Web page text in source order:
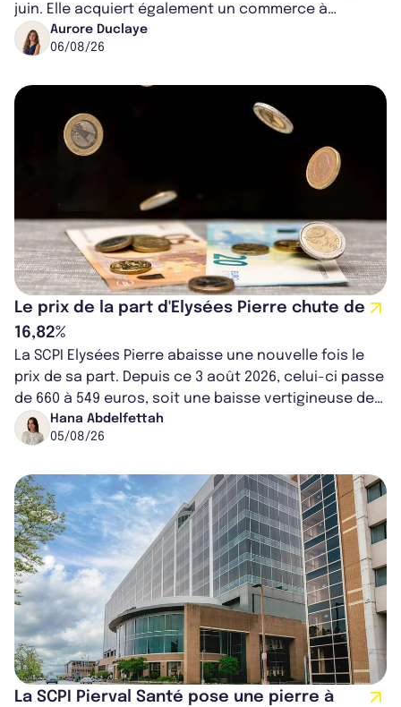
juin. Elle acquiert également un commerce à
Worcester, place une plateforme logisti...
Aurore Duclaye
06/08/26
Le prix de la part d'Elysées Pierre chute de
16,82%
La SCPI Elysées Pierre abaisse une nouvelle fois le
prix de sa part. Depuis ce 3 août 2026, celui-ci passe
de 660 à 549 euros, soit une baisse vertigineuse de
16,82%. Cette nouvell...
Hana Abdelfettah
05/08/26
La SCPI Pierval Santé pose une pierre à